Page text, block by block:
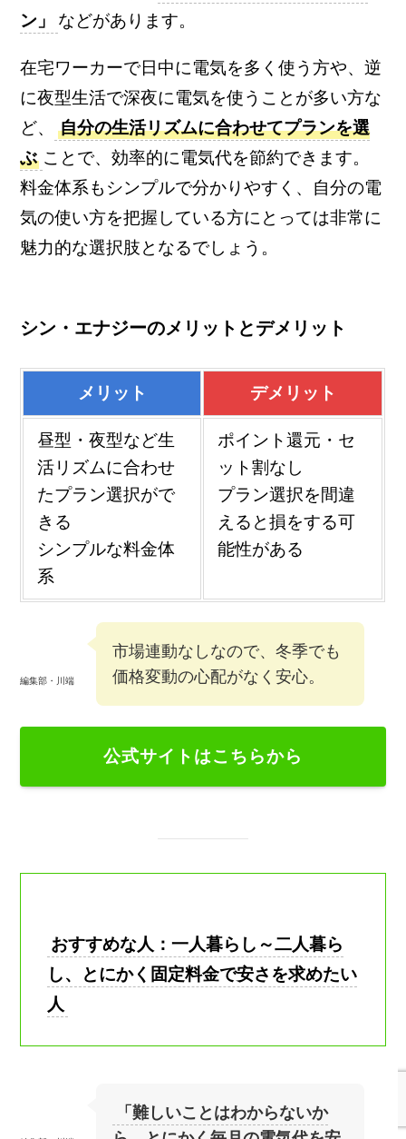
ン」
などがあります。
在宅ワーカーで日中に電気を多く使う方や、逆
に夜型生活で深夜に電気を使うことが多い方な
ど、
自分の生活リズムに合わせてプランを選
ぶ ことで、効率的に電気代を節約できます。
料金体系もシンプルで分かりやすく、自分の電
気の使い方を把握している方にとっては非常に
魅力的な選択肢となるでしょう。
シン・エナジーのメリットとデメリット
メリット デメリット
昼型・夜型など生
活リズムに合わせ
たプラン選択がで
きる
シンプルな料金体
系
ポイント還元・セ
ット割なし
プラン選択を間違
えると損をする可
能性がある
編集部・川端
市場連動なしなので、冬季でも
価格変動の心配がなく安心。
公式サイトはこちらから
おすすめな人：一人暮らし～二人暮ら
し、とにかく固定料金で安さを求めたい
人
「難しいことはわからないか